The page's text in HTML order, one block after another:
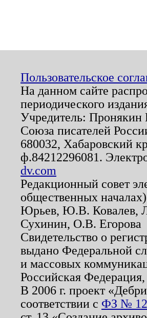
Пользовательское
На данном сайте
периодического
Учредитель:
Союза писателей
680032, Хабаровский
ф.84212296081.
dv.com
Редакционный совет
общественных
Юрьев, Ю.В. Ковалев,
Сухинин, О.В. Егорова
Свидетельство о
выдано Федеральной
и массовых
Российская
В 2006 г. проект
соответствии с ФЗ №